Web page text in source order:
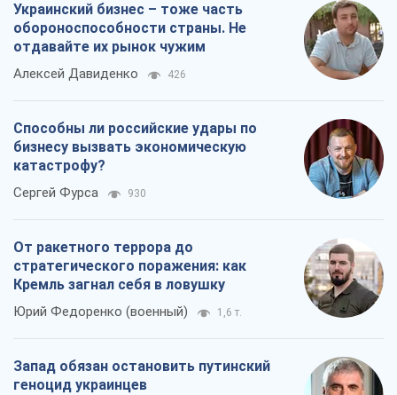
Украинский бизнес – тоже часть
обороноспособности страны. Не
отдавайте их рынок чужим
Алексей Давиденко 426
Способны ли российские удары по
бизнесу вызвать экономическую
катастрофу?
Сергей Фурса 930
От ракетного террора до
стратегического поражения: как
Кремль загнал себя в ловушку
Юрий Федоренко (военный) 1,6 т.
Запад обязан остановить путинский
геноцид украинцев